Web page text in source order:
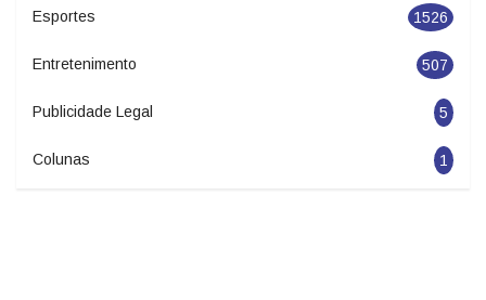
Esportes 1526
Entretenimento 507
Publicidade Legal 5
Colunas 1